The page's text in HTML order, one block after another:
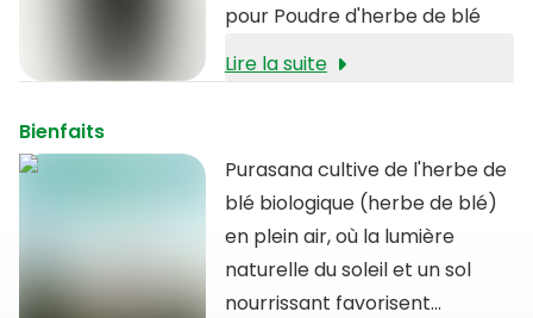
Bienfaits
Purasana cultive de l'herbe de
blé biologique (herbe de blé)
en plein air, où la lumière
naturelle du soleil et un sol
nourrissant favorisent
pour Poudre d'herbe de blé
Lire la suite